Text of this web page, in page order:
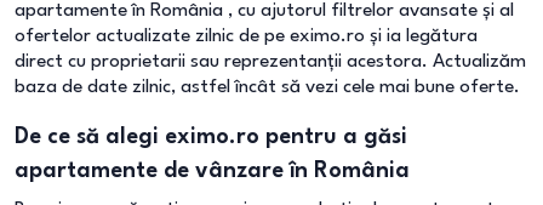
apartamente în România , cu ajutorul filtrelor avansate și al
ofertelor actualizate zilnic de pe eximo.ro și ia legătura
direct cu proprietarii sau reprezentanții acestora. Actualizăm
baza de date zilnic, astfel încât să vezi cele mai bune oferte.
De ce să alegi eximo.ro pentru a găsi
apartamente de vânzare în România